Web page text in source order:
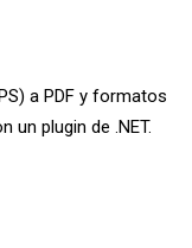
a PDF y formatos
un plugin de .NET.